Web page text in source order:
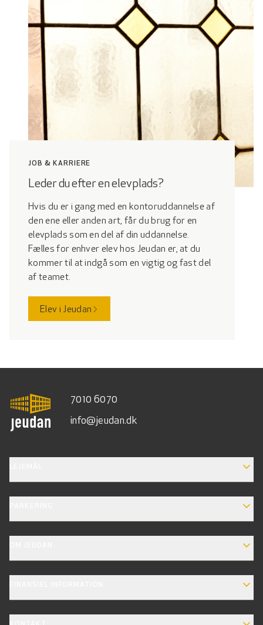
JOB & KARRIERE
Leder du efter en elevplads?
Hvis du er i gang med en kontoruddannelse af
den ene eller anden art, får du brug for en
elevplads som en del af din uddannelse.
Fælles for enhver elev hos Jeudan er, at du
kommer til at indgå som en vigtig og fast del
af teamet.
Elev i Jeudan
7010 6070
info@jeudan.dk
EXPAND_MORE
EXPAND_MORE
EXPAND_MORE
EXPAND_MORE